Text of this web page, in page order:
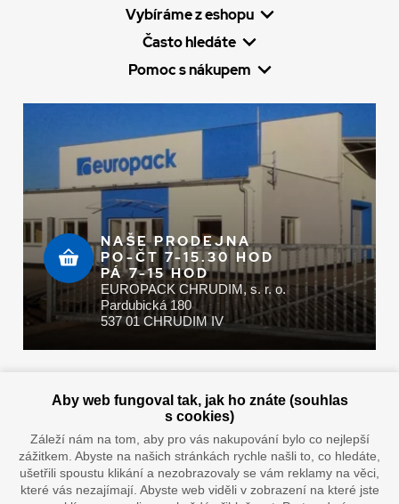
Vybíráme z eshopu
Často hledáte
Pomoc s nákupem
NAŠE PRODEJNA
PO-ČT 7-15.30 HOD
PÁ 7-15 HOD
EUROPACK CHRUDIM, s. r. o.
Pardubická 180
537 01 CHRUDIM IV
Doprava vaším oblíbeným dopravcem
Aby web fungoval tak, jak ho znáte (souhlas
s cookies)
Záleží nám na tom, aby pro vás nakupování bylo co nejlepší
zážitkem. Abyste na našich stránkách rychle našli to, co hledáte,
ušetřili spoustu klikání a nezobrazovaly se vám reklamy na věci,
které vás nezajímají. Abyste web viděli v zobrazení na které jste